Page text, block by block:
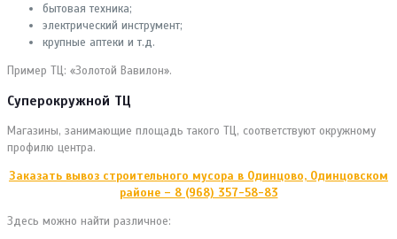
бытовая техника;
электрический инструмент;
крупные аптеки и т.д.
Пример ТЦ: «Золотой Вавилон».
Суперокружной ТЦ
Магазины, занимающие площадь такого ТЦ, соответствуют окружному
профилю центра.
Заказать вывоз строительного мусора в Одинцово, Одинцовском
районе – 8 (968) 357-58-83
Здесь можно найти различное: